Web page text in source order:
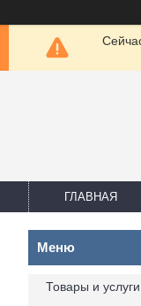
ГЛАВНАЯ
Товары и услуги